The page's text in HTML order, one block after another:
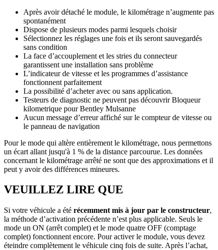
Après avoir détaché le module, le kilométrage n’augmente pas
spontanément
Dispose de plusieurs modes parmi lesquels choisir
Sélectionnez les réglages une fois et ils seront sauvegardés
sans condition
La face d’accouplement et les stries du connecteur
garantissent une installation sans problème
L’indicateur de vitesse et les programmes d’assistance
fonctionnent parfaitement
La possibilité d’acheter avec ou sans application.
Testeurs de diagnostic ne peuvent pas découvrir Bloqueur
kilometrique pour Bentley Mulsanne
Aucun message d’erreur affiché sur le compteur de vitesse ou
le panneau de navigation
Pour le mode qui altère entièrement le kilométrage, nous permettons
un écart allant jusqu'à 1 % de la distance parcourue. Les données
concernant le kilométrage arrêté ne sont que des approximations et il
peut y avoir des différences mineures.
VEUILLEZ LIRE QUE
Si votre véhicule a été récemment mis à jour par le constructeur,
la méthode d’activation précédente n’est plus applicable. Seuls le
mode un ON (arrêt complet) et le mode quatre OFF (comptage
complet) fonctionnent encore. Pour activer le module, vous devez
éteindre complètement le véhicule cinq fois de suite. Après l’achat,